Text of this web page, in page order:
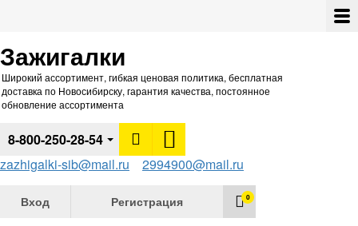
Зажигалки
Широкий ассортимент, гибкая ценовая политика, бесплатная
доставка по Новосибирску, гарантия качества, постоянное
обновление ассортимента
8-800-250-28-54
zazhigalki-sib@mail.ru
2994900@mail.ru
Вход Регистрация 0